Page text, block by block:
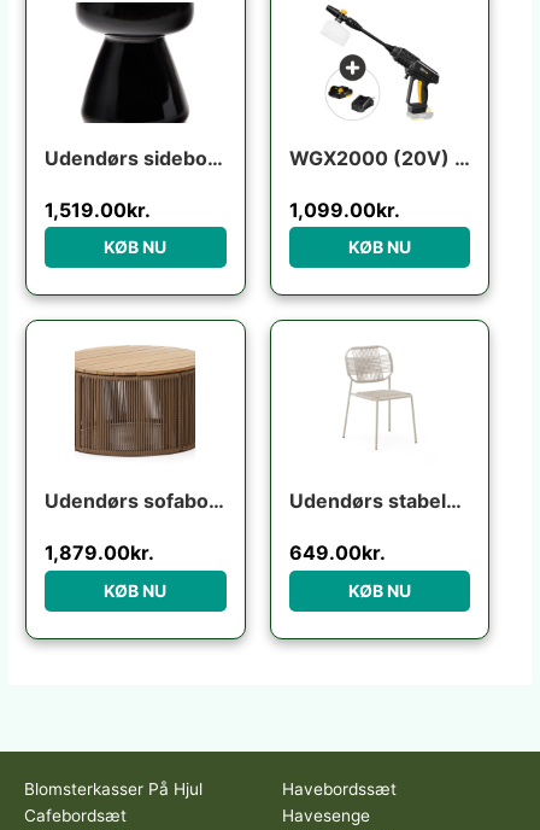
Udendørs sidebord Kave Home Manya sort fibercement 38x38x46 cm industrielt design
1,519.00kr.
KØB NU
WGX2000 (20V) m/batteri+lader
1,099.00kr.
KØB NU
Udendørs sofabord Kave Home Dandara Ø70 x H40 cm stål/akaciatræ rustik
1,879.00kr.
KØB NU
Udendørs stabelbar fletstol Kave Home Talaier ecru syntetisk rattan & galvaniseret stål H84 x B51 x D58 cm
649.00kr.
KØB NU
Blomsterkasser På Hjul
Cafebordsæt
Havebordssæt
Havesenge